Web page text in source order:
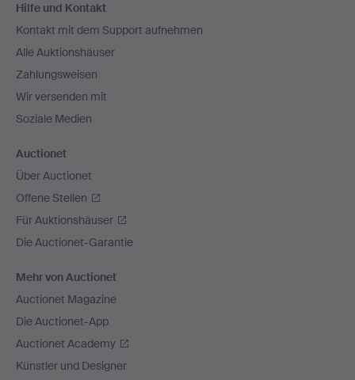
Navigation
Hilfe und Kontakt
Kontakt mit dem Support aufnehmen
Alle Auktionshäuser
Zahlungsweisen
Wir versenden mit
Soziale Medien
Auctionet
Über Auctionet
Offene Stellen
Für Auktionshäuser
Die Auctionet-Garantie
Mehr von Auctionet
Auctionet Magazine
Die Auctionet-App
Auctionet Academy
Künstler und Designer